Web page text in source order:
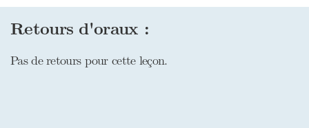
Retours d'oraux :
Pas de retours pour cette leçon.